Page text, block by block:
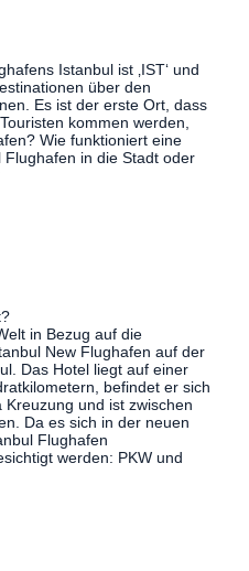
Istanbul ist ‚IST‘ und
über den
Es ist der erste Ort, dass
kommen werden,
Wie funktioniert eine
in die Stadt oder
in Bezug auf die
New Flughafen auf der
Das Hotel liegt auf einer
befindet er sich
Kreuzung und ist zwischen
Da es sich in der neuen
Flughafen
werden: PKW und